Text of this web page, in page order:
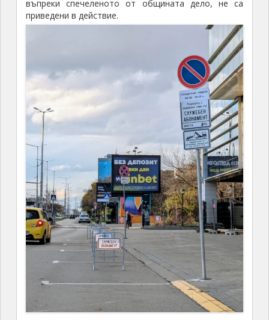
въпреки спечеленото от общината дело, не са
приведени в действие.